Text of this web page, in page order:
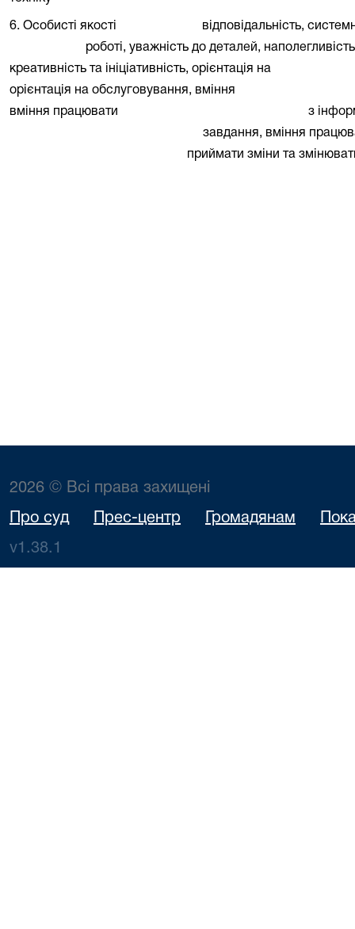
6. Особисті якості
відповідальність,
роботі, уважність до деталей,
креативність та ініціативність, орієнтація на
орієнтація на обслуговування, вміння
вміння працювати
з
завдання, вміння
приймати зміни та
2026 © Всі права захищені
Про суд Прес-центр Громадянам
v1.38.1